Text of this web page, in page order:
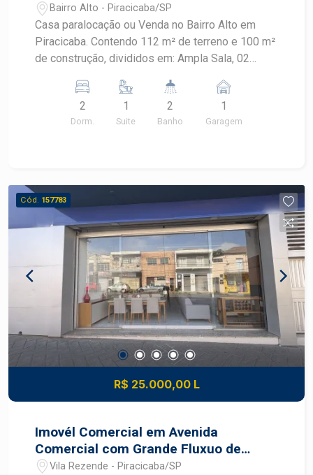
Bairro Alto - Piracicaba/SP
Casa paralocação ou Venda no Bairro Alto em
Piracicaba. Contendo 112 m² de terreno e 100 m²
de construção, divididos em: Ampla Sala, 02
embutido na suíte, cozinha com gabinete ,
banheiro, Lavanderia coberta.01 vaga de garagem
coberta.OPORTUNIDADE Localizada no bairro
visita
2
Dorm.
1
Suite
2
Banho
1
Garagem
Cód. 157783
R$ 25.000,00 L
Imovél Comercial em Avenida
Comercial com Grande Fluxuo de
Carros .
Vila Rezende - Piracicaba/SP